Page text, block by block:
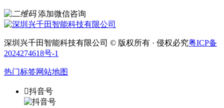
添加微信咨询
深圳兴千田智能科技有限公司 © 版权所有 · 侵权必究粤ICP备
2024274618号-1
热门标签网站地图
抖音号